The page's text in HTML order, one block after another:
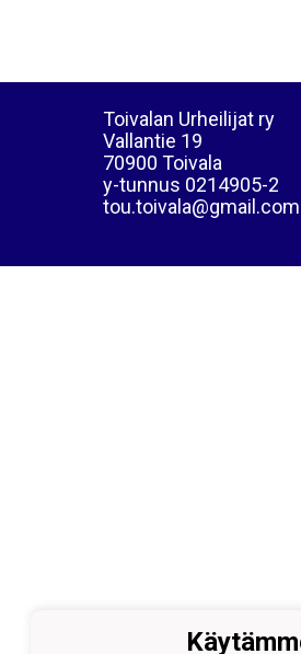
Toivalan Urheilijat ry
Vallantie 19
70900 Toivala
y-tunnus 0214905-2
tou.toivala@gmail.com